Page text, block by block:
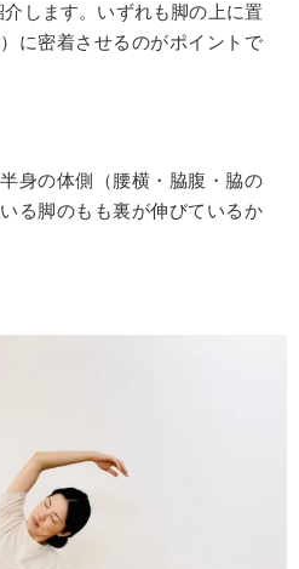
します。いずれも脚の上に置
に密着させるのがポイントで
身の体側（腰横・脇腹・脇の
る脚のもも裏が伸びているか